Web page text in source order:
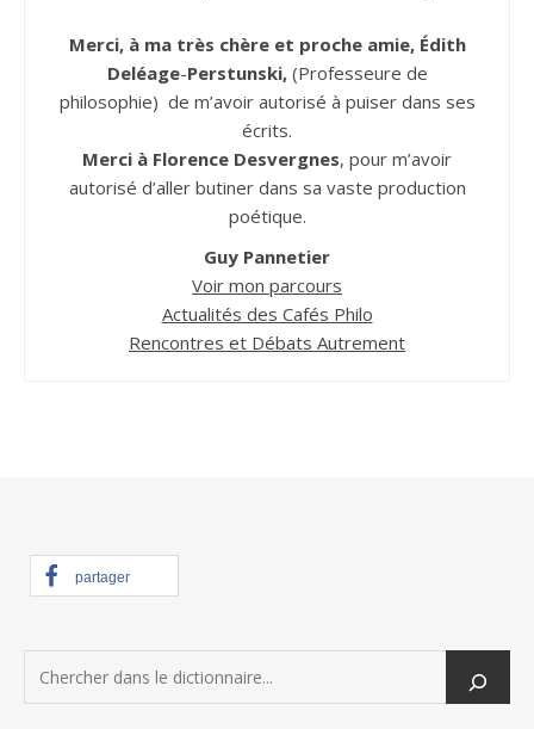
Merci, à ma très chère et proche amie, Édith
Deléage-Perstunski,(Professeure de
philosophie) de m’avoir autorisé à puiser dans ses
écrits.
Merci à Florence Desvergnes, pour m’avoir
autorisé d’aller butiner dans sa vaste production
poétique.
Guy Pannetier
Voir mon parcours
Actualités des Cafés Philo
Rencontres et Débats Autrement
partager